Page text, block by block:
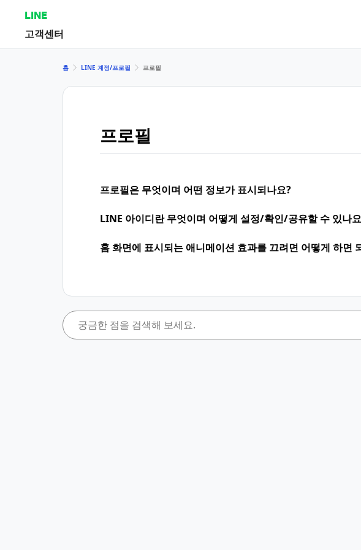
LINE
고객센터
홈 LINE 계정/프로필 프로필
프로필
프로필은 무엇이며 어떤 정보가 표시되나요?
LINE 아이디란 무엇이며 어떻게 설정/확인/공유할 수 있나
홈 화면에 표시되는 애니메이션 효과를 끄려면 어떻게 하면